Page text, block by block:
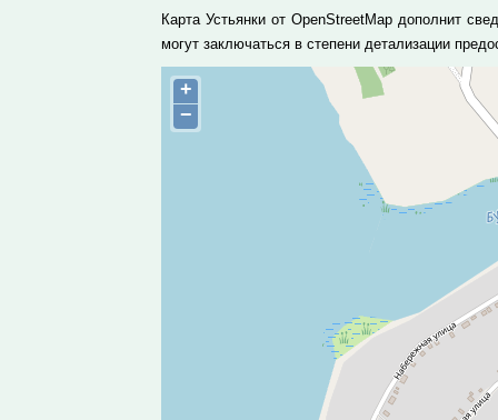
Карта Устьянки от OpenStreetMap дополнит
могут заключаться в степени детализации
+
−